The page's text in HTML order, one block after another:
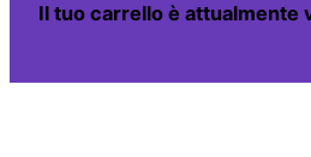
Il tuo carrello è attualmente